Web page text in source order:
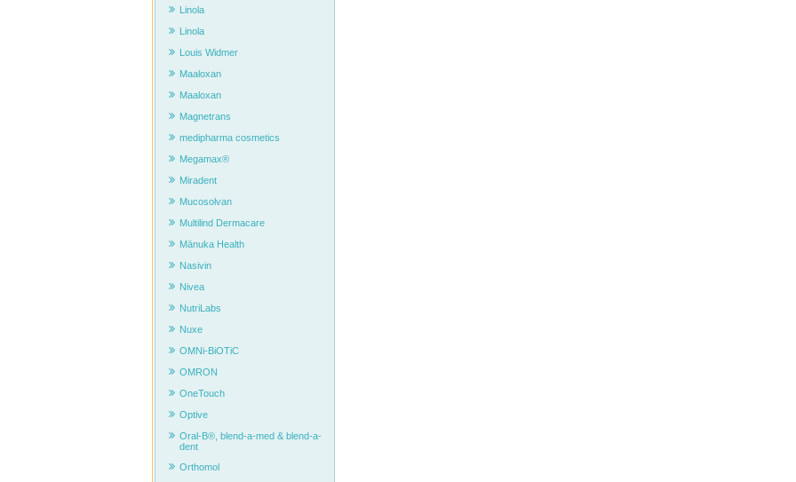
Linola
Linola
Louis Widmer
Maaloxan
Maaloxan
Magnetrans
medipharma cosmetics
Megamax®
Miradent
Mucosolvan
Multilind Dermacare
Mānuka Health
Nasivin
Nivea
NutriLabs
Nuxe
OMNi-BiOTiC
OMRON
OneTouch
Optive
Oral-B®, blend-a-med & blend-a-
dent
Orthomol